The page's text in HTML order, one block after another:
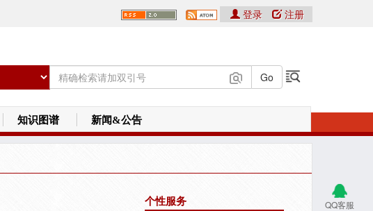
登录 注册
知识图谱 新闻&公告
QQ客服
个性服务